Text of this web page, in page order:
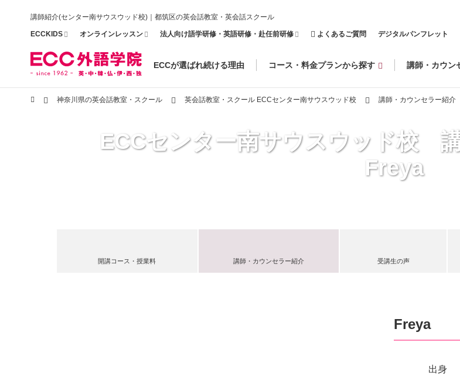
講師紹介(センター南サウスウッド校)｜都筑区の英会話教室・英会話スクール
ECCKIDS オンラインレッスン 法人向け語学研修・英語研修・赴任前研修 よくあるご質問 デジタルパンフレット
ECCが選ばれ続ける理由 コース・料金プランから探す 講師・カウン
神奈川県の英会話教室・スクール 英会話教室・スクール ECCセンター南サウスウッド校 講師・カウンセラー紹介
ECCセンター南サウスウッド校
Freya
開講コース・授業料 講師・カウンセラー紹介 受講生の声
Freya
出身